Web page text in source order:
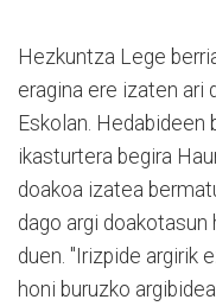
Hezkuntza Lege
eragina ere izaten ari
Eskolan. Hedabideen
ikasturtera begira
doakoa izatea
dago argi
duen. "Irizpide argirik
honi buruzko